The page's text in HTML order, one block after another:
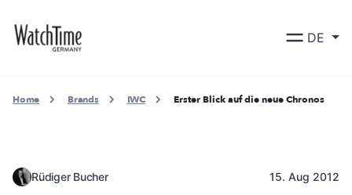
DE
Home Brands IWC Erster Blick auf die neue Chronos
Rüdiger Bucher 15. Aug 2012